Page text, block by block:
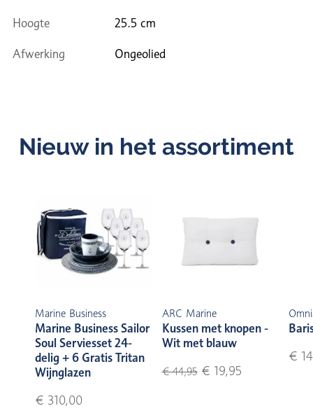
Hoogte 25.5 cm
Afwerking Ongeolied
Nieuw in het assortiment
Marine Business
Marine Business Sailor
Soul Serviesset 24-
delig + 6 Gratis Tritan
Wijnglazen
€ 310,00
ARC Marine
Kussen met knopen -
Wit met blauw
€ 44,95€ 19,95
€